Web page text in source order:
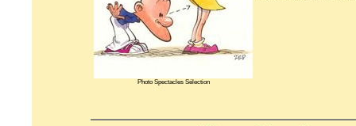
Photo Spectacles Sélection